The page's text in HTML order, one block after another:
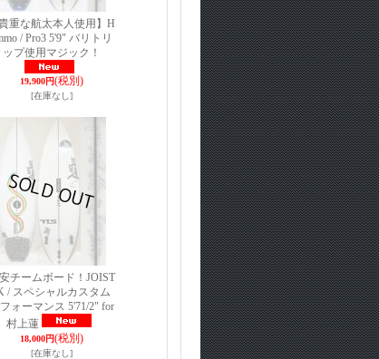
貴重な航太本人使用】H
/ Pro3 5'9" バリトリ
ップ使用マジック！
19,900円(税別)
[在庫なし]
チームボード！JOIST
/ スペシャルカスタム
ォーマンス 5'71/2" for
村上蓮
18,000円(税別)
[在庫なし]